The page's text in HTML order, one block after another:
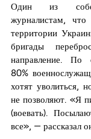
Один из
журналистам, что
территории
бригады
направление. По
80%
хотят уволиться,
не позволяют. «Я
(воевать).
все», — рассказал